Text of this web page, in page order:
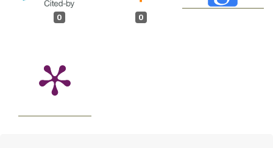
0 0